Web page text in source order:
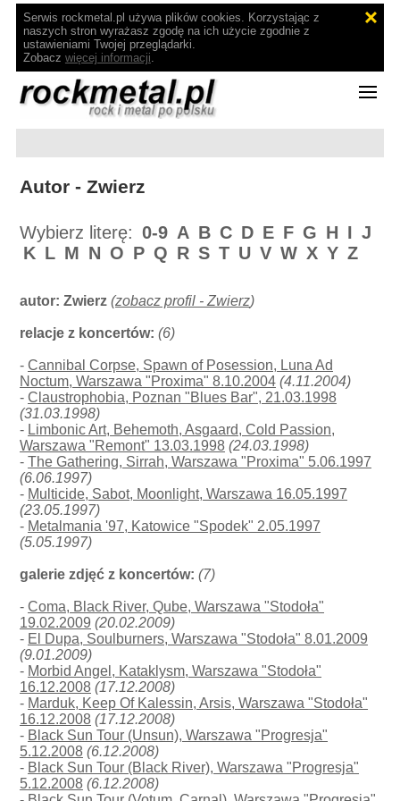
Serwis rockmetal.pl używa plików cookies. Korzystając z
naszych stron wyrażasz zgodę na ich użycie zgodnie z
ustawieniami Twojej przeglądarki.
Zobacz więcej informacji.
Autor - Zwierz
Wybierz literę: 0-9 A B C D E F G H I J
K L M N O P Q R S T U V W X Y Z
autor:Zwierz (zobacz profil - Zwierz)
relacje z koncertów: (6)
-Cannibal Corpse, Spawn of Posession, Luna Ad
Noctum, Warszawa "Proxima" 8.10.2004 (4.11.2004)
-Claustrophobia, Poznan "Blues Bar", 21.03.1998
(31.03.1998)
- Limbonic Art, Behemoth, Asgaard, Cold Passion,
Warszawa "Remont" 13.03.1998 (24.03.1998)
-The Gathering, Sirrah, Warszawa "Proxima" 5.06.1997
(6.06.1997)
- Multicide, Sabot, Moonlight, Warszawa 16.05.1997
(23.05.1997)
- Metalmania '97, Katowice "Spodek" 2.05.1997
(5.05.1997)
galerie zdjęć z koncertów: (7)
-Coma, Black River, Qube, Warszawa "Stodoła"
19.02.2009 (20.02.2009)
- El Dupa, Soulburners, Warszawa "Stodoła" 8.01.2009
(9.01.2009)
- Morbid Angel, Kataklysm, Warszawa "Stodoła"
16.12.2008 (17.12.2008)
- Marduk, Keep Of Kalessin, Arsis, Warszawa "Stodoła"
16.12.2008 (17.12.2008)
- Black Sun Tour (Unsun), Warszawa "Progresja"
5.12.2008 (6.12.2008)
- Black Sun Tour (Black River), Warszawa "Progresja"
5.12.2008 (6.12.2008)